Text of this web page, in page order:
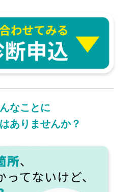
なことに
ありませんか？